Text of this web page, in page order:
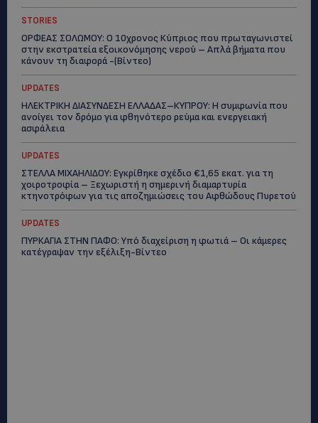
STORIES
ΟΡΦΕΑΣ ΣΟΛΩΜΟΥ: Ο 10χρονος Κύπριος που πρωταγωνιστεί
στην εκστρατεία εξοικονόμησης νερού – Απλά βήματα που
κάνουν τη διαφορά -(Βίντεο)
UPDATES
ΗΛΕΚΤΡΙΚΗ ΔΙΑΣΥΝΔΕΣΗ ΕΛΛΑΔΑΣ–ΚΥΠΡΟΥ: Η συμφωνία που
ανοίγει τον δρόμο για φθηνότερο ρεύμα και ενεργειακή
ασφάλεια
UPDATES
ΣΤΕΛΛΑ ΜΙΧΑΗΛΙΔΟΥ: Εγκρίθηκε σχέδιο €1,65 εκατ. για τη
χοιροτροφία – Ξεχωριστή η σημερινή διαμαρτυρία
κτηνοτρόφων για τις αποζημιώσεις του Αφθώδους Πυρετού
UPDATES
ΠΥΡΚΑΓΙΑ ΣΤΗΝ ΠΑΦΟ: Υπό διαχείριση η φωτιά – Οι κάμερες
κατέγραψαν την εξέλιξη-Βίντεο